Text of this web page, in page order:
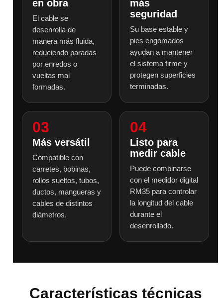
en obra
El cable se
desenrolla de
manera más fluida,
reduciendo paradas
por enredos o
vueltas mal
formadas.
más
seguridad
Su base estable y
pies engomados
ayudan a mantener
el sistema firme y
protegen superficies
terminadas.
03
Más versátil
Compatible con
carretes, bobinas,
rollos sueltos, tubos,
ductos, mangueras y
cables de distintos
diámetros.
04
Listo para
medir cable
Puede combinarse
con el medidor digital
RM35 para controlar
la longitud del cable
durante el
desenrollado.
Características técnicas